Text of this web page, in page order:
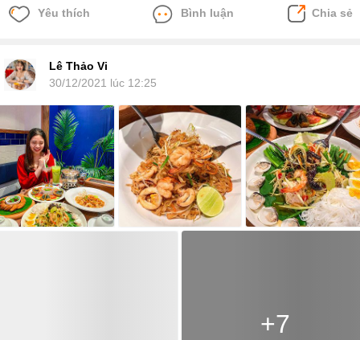
Yêu thích Bình luận Chia sẻ
Lê Thảo Vi
30/12/2021 lúc 12:25
+7